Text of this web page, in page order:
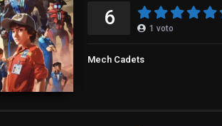
6 1 voto
Mech Cadets